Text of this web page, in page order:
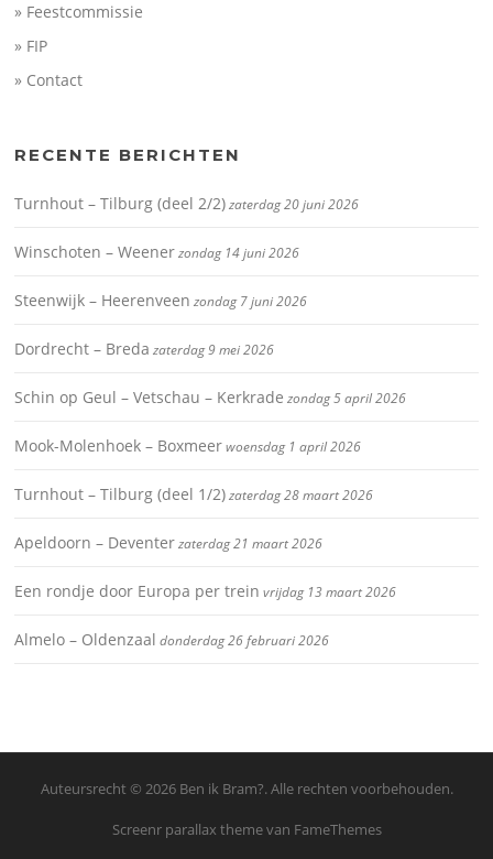
» Feestcommissie
» FIP
» Contact
RECENTE BERICHTEN
Turnhout – Tilburg (deel 2/2)zaterdag 20 juni 2026
Winschoten – Weenerzondag 14 juni 2026
Steenwijk – Heerenveen zondag 7 juni 2026
Dordrecht – Breda zaterdag 9 mei 2026
Schin op Geul – Vetschau – Kerkrade zondag 5 april 2026
Mook-Molenhoek – Boxmeerwoensdag 1 april 2026
Turnhout – Tilburg (deel 1/2)zaterdag 28 maart 2026
Apeldoorn – Deventerzaterdag 21 maart 2026
Een rondje door Europa per trein vrijdag 13 maart 2026
Almelo – Oldenzaal donderdag 26 februari 2026
Auteursrecht © 2026 Ben ik Bram?. Alle rechten voorbehouden.
Screenr parallax themevan FameThemes